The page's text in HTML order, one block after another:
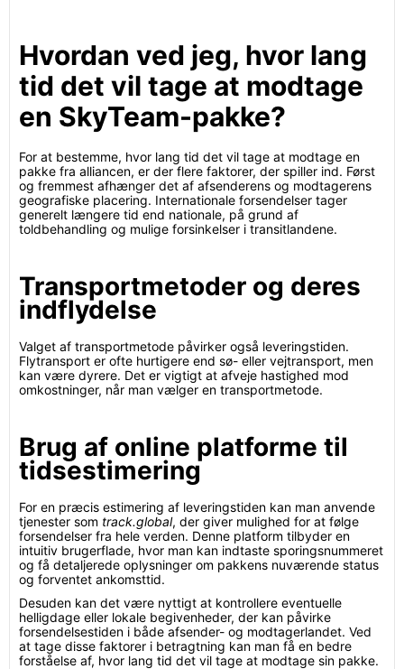
Hvordan ved jeg, hvor lang
tid det vil tage at modtage
en SkyTeam-pakke?
For at bestemme, hvor lang tid det vil tage at modtage en
pakke fra alliancen, er der flere faktorer, der spiller ind. Først
og fremmest afhænger det af afsenderens og modtagerens
geografiske placering. Internationale forsendelser tager
generelt længere tid end nationale, på grund af
toldbehandling og mulige forsinkelser i transitlandene.
Transportmetoder og deres
indflydelse
Valget af transportmetode påvirker også leveringstiden.
Flytransport er ofte hurtigere end sø- eller vejtransport, men
kan være dyrere. Det er vigtigt at afveje hastighed mod
omkostninger, når man vælger en transportmetode.
Brug af online platforme til
tidsestimering
For en præcis estimering af leveringstiden kan man anvende
tjenester som track.global, der giver mulighed for at følge
forsendelser fra hele verden. Denne platform tilbyder en
intuitiv brugerflade, hvor man kan indtaste sporingsnummeret
og få detaljerede oplysninger om pakkens nuværende status
og forventet ankomsttid.
Desuden kan det være nyttigt at kontrollere eventuelle
helligdage eller lokale begivenheder, der kan påvirke
forsendelsestiden i både afsender- og modtagerlandet. Ved
at tage disse faktorer i betragtning kan man få en bedre
forståelse af, hvor lang tid det vil tage at modtage sin pakke.